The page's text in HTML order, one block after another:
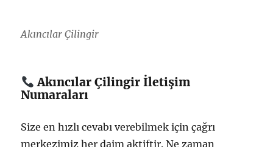
Akıncılar Çilingir
Akıncılar Çilingir İletişim
Numaraları
Size en hızlı cevabı verebilmek için çağrı
merkezimiz her daim aktiftir. Ne zaman